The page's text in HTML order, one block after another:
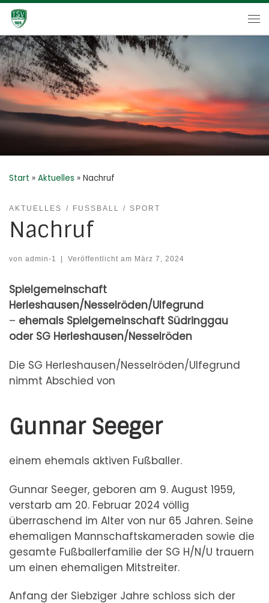
Zum Inhalt springen
Start » Aktuelles » Nachruf
AKTUELLES FUSSBALL SPORT
Nachruf
von admin-1 Veröffentlicht am März 7, 2024
Spielgemeinschaft
Herleshausen/Nesselröden/Ulfegrund
– ehemals Spielgemeinschaft Südringgau
oder SG Herleshausen/Nesselröden
Die SG Herleshausen/Nesselröden/Ulfegrund
nimmt Abschied von
Gunnar Seeger
einem ehemals aktiven Fußballer.
Gunnar Seeger, geboren am 9. August 1959,
verstarb am 20. Februar 2024 völlig
überraschend im Alter von nur 65 Jahren. Seine
ehemaligen Mannschaftskameraden sowie die
gesamte Fußballerfamilie der SG H/N/U trauern
um einen ehemaligen Mitstreiter.
Anfang der Siebziger Jahre schloss sich der